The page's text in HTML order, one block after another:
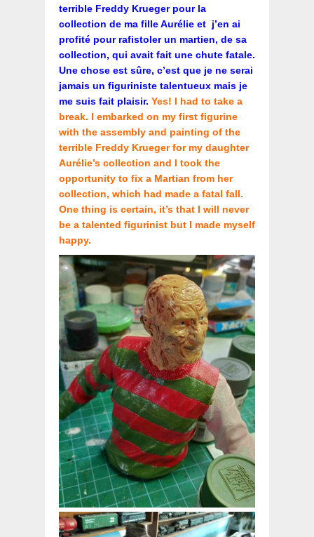
terrible Freddy Krueger pour la
collection de ma fille Aurélie et j’en ai
profité pour rafistoler un martien, de sa
collection, qui avait fait une chute fatale.
Une chose est sûre, c’est que je ne serai
jamais un figuriniste talentueux mais je
me suis fait plaisir. Yes! I had to take a
break. I embarked on my first figurine
with the assembly and painting of the
terrible Freddy Krueger for my daughter
Aurélie’s collection and I took the
opportunity to fix a Martian from her
collection, which had made a fatal fall.
One thing is certain, it’s that I will never
be a talented figurinist but I made myself
happy.